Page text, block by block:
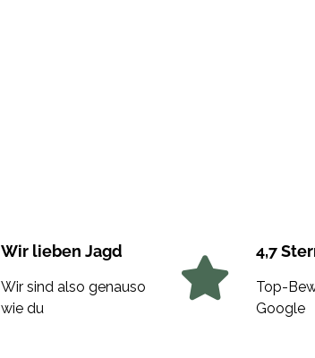
Wir lieben Jagd
Wir sind also genauso
wie du
4,7
Top-
Google